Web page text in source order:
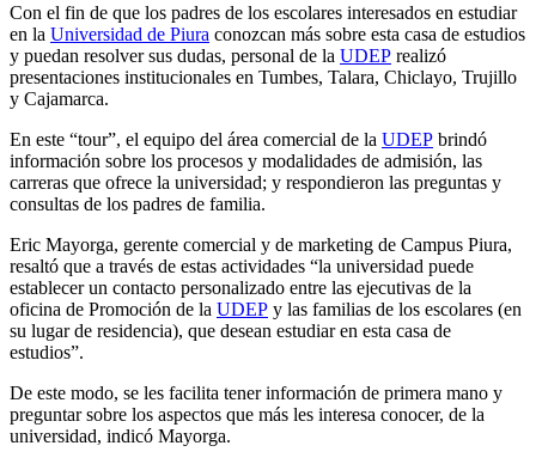
Con el fin de que los padres de los escolares interesados en estudiar
en la Universidad de Piura conozcan más sobre esta casa de estudios
y puedan resolver sus dudas, personal de la UDEP realizó
presentaciones institucionales en Tumbes, Talara, Chiclayo, Trujillo
y Cajamarca.
En este “tour”, el equipo del área comercial de la UDEP brindó
información sobre los procesos y modalidades de admisión, las
carreras que ofrece la universidad; y respondieron las preguntas y
consultas de los padres de familia.
Eric Mayorga, gerente comercial y de marketing de Campus Piura,
resaltó que a través de estas actividades “la universidad puede
establecer un contacto personalizado entre las ejecutivas de la
oficina de Promoción de la UDEP y las familias de los escolares (en
su lugar de residencia), que desean estudiar en esta casa de
estudios”.
De este modo, se les facilita tener información de primera mano y
preguntar sobre los aspectos que más les interesa conocer, de la
universidad, indicó Mayorga.